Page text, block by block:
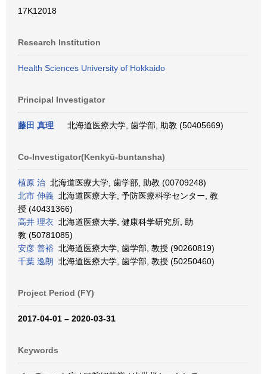
17K12018
Research Institution
Health Sciences University of Hokkaido
Principal Investigator
藤田 真理 北海道医療大学, 歯学部, 助教 (50405669)
Co-Investigator(Kenkyū-buntansha)
植原 治 北海道医療大学, 歯学部, 助教 (00709248)
北市 伸義 北海道医療大学, 予防医療科学センター, 教
授 (40431366)
高井 理衣 北海道医療大学, 健康科学研究所, 助
教 (50781085)
安彦 善裕 北海道医療大学, 歯学部, 教授 (90260819)
千葉 逸朗 北海道医療大学, 歯学部, 教授 (50250460)
Project Period (FY)
2017-04-01 – 2020-03-31
Keywords